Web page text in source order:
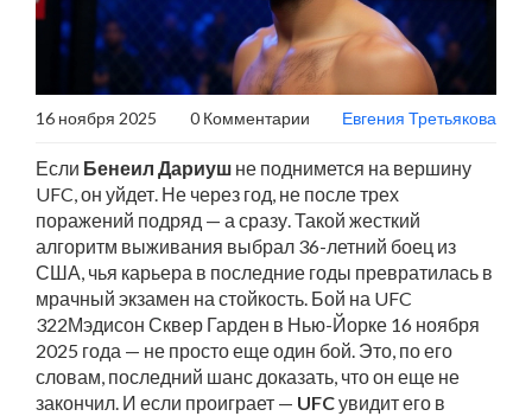
16 ноября 2025 0 Комментарии Евгения Третьякова
Если Бенеил Дариуш не поднимется на вершину
UFC, он уйдет. Не через год, не после трех
поражений подряд — а сразу. Такой жесткий
алгоритм выживания выбрал 36-летний боец из
США, чья карьера в последние годы превратилась в
мрачный экзамен на стойкость. Бой на UFC
322Мэдисон Сквер Гарден в Нью-Йорке 16 ноября
2025 года — не просто еще один бой. Это, по его
словам, последний шанс доказать, что он еще не
закончил. И если проиграет — UFCувидит его в